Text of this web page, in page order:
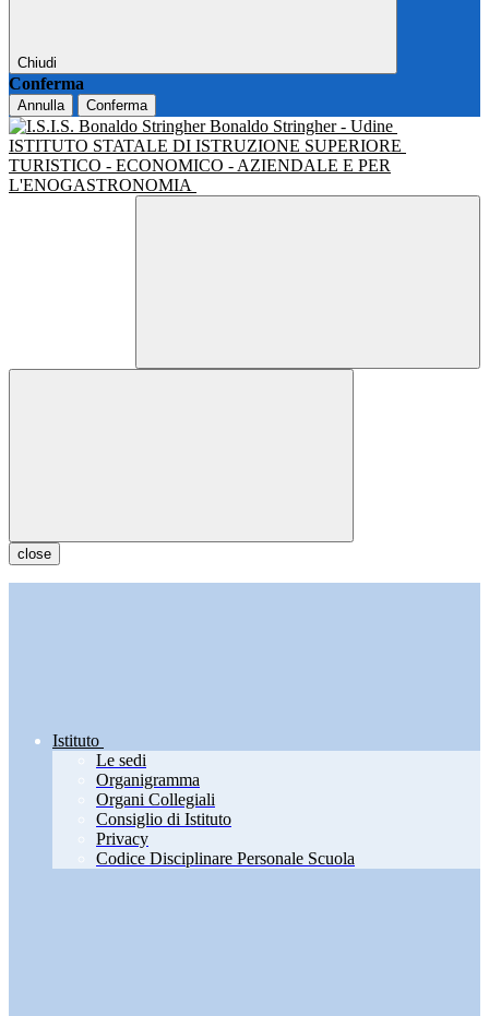
Chiudi
Conferma
Annulla Conferma
Bonaldo Stringher - Udine
ISTITUTO STATALE DI ISTRUZIONE SUPERIORE
TURISTICO - ECONOMICO - AZIENDALE E PER
L'ENOGASTRONOMIA
close
Istituto
Le sedi
Organigramma
Organi Collegiali
Consiglio di Istituto
Privacy
Codice Disciplinare Personale Scuola